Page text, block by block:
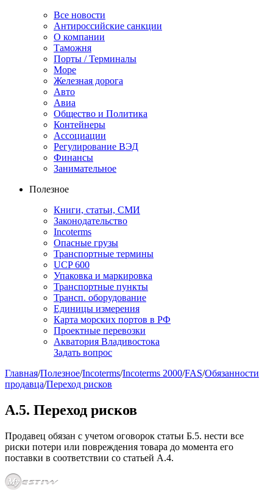
Все новости
Антироссийские санкции
О компании
Таможня
Порты / Терминалы
Море
Железная дорога
Авто
Авиа
Общество и Политика
Контейнеры
Ассоциации
Регулирование ВЭД
Финансы
Занимательное
Полезное
Книги, статьи, СМИ
Законодательство
Incoterms
Опасные грузы
Транспортные термины
UCP 600
Упаковка и маркировка
Транспортные пункты
Трансп. оборудование
Единицы измерения
Карта морских портов в РФ
Проектные перевозки
Акватория Владивостока
Задать вопрос
Главная/Полезное/Incoterms/Incoterms 2000/FAS/Обязанности
продавца/Переход рисков
A.5. Переход рисков
Продавец обязан с учетом оговорок статьи Б.5. нести все
риски потери или повреждения товара до момента его
поставки в соответствии со статьей А.4.